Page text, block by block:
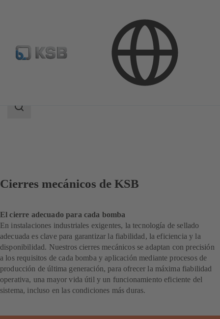
Cierres mecánicos
Área
Cierres mecánicos de KSB
El cierre adecuado para cada bomba
En instalaciones industriales exigentes, la tecnología de sellado
adecuada es clave para garantizar la fiabilidad, la eficiencia y la
disponibilidad. Nuestros cierres mecánicos se adaptan con precisión
a los requisitos de cada bomba y aplicación mediante procesos de
producción de última generación, para ofrecer la máxima fiabilidad
operativa, una mayor vida útil y un funcionamiento eficiente del
sistema, incluso en las condiciones más duras.